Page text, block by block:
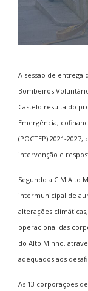
A sessão de
Bombeiros
Castelo resulta do
Emergência,
(POCTEP) 2021-
intervenção e
Segundo a CIM Alto
intermunicipal de
alterações
operacional das
do Alto Minho,
adequados aos
As 13 corporações